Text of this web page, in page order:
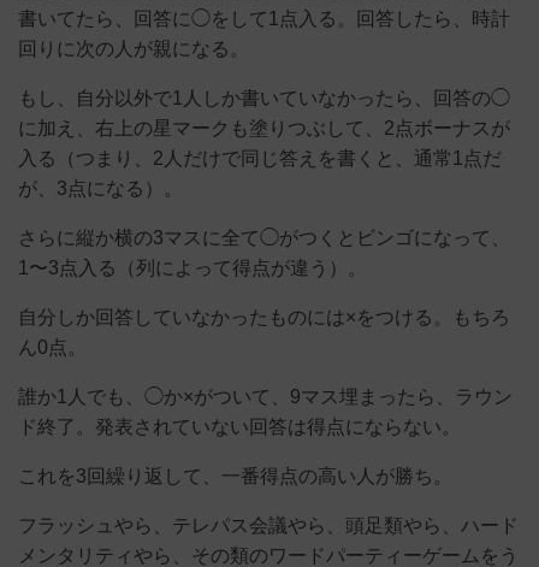
書いてたら、回答に◯をして1点入る。回答したら、時計
回りに次の人が親になる。
もし、自分以外で1人しか書いていなかったら、回答の◯
に加え、右上の星マークも塗りつぶして、2点ボーナスが
入る（つまり、2人だけで同じ答えを書くと、通常1点だ
が、3点になる）。
さらに縦か横の3マスに全て◯がつくとビンゴになって、
1〜3点入る（列によって得点が違う）。
自分しか回答していなかったものには×をつける。もちろ
ん0点。
誰か1人でも、◯か×がついて、9マス埋まったら、ラウン
ド終了。発表されていない回答は得点にならない。
これを3回繰り返して、一番得点の高い人が勝ち。
フラッシュやら、テレパス会議やら、頭足類やら、ハード
メンタリティやら、その類のワードパーティーゲームをう